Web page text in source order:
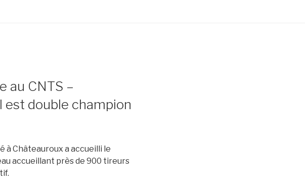
au CNTS –
est double champion
à Châteauroux a accueilli le
accueillant près de 900 tireurs